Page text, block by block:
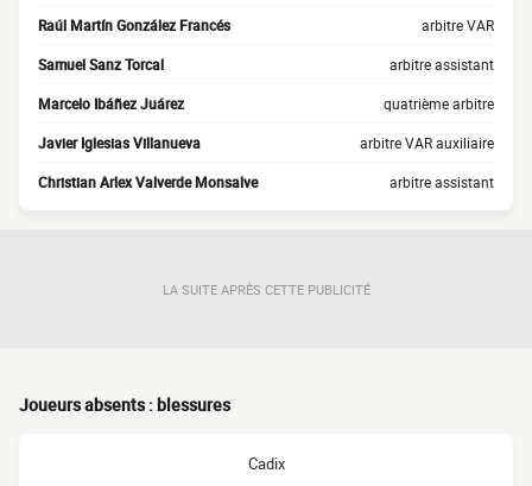
Raúl Martín González Francés arbitre VAR
Samuel Sanz Torcal arbitre assistant
Marcelo Ibáñez Juárez quatrième arbitre
Javier Iglesias Villanueva arbitre VAR auxiliaire
Christian Arlex Valverde Monsalve arbitre assistant
LA SUITE APRÈS CETTE PUBLICITÉ
Joueurs absents : blessures
Cadix